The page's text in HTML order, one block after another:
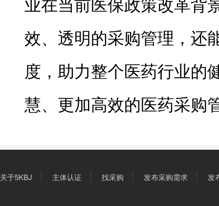
效、透明的采购管理，还
度，助力整个医药行业的
慧、更加高效的医药采购
关于5KBJ 主体认证 找采购 发布采购需求 发